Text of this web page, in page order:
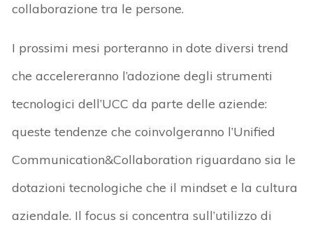
collaborazione tra le persone.
I prossimi mesi porteranno in dote diversi trend
che accelereranno l’adozione degli strumenti
tecnologici dell’UCC da parte delle aziende:
queste tendenze che coinvolgeranno l’Unified
Communication&Collaboration riguardano sia le
dotazioni tecnologiche che il mindset e la cultura
aziendale. Il focus si concentra sull’utilizzo di